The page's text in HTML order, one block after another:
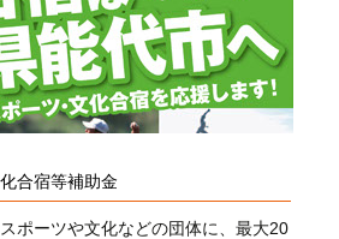
合宿等補助金
ポーツや文化などの団体に、最大20